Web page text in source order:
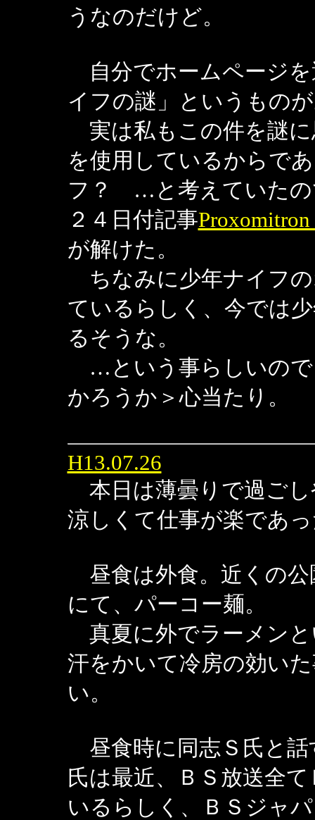
うなのだけど。
自分でホームページ
イフの謎」というもの
実は私もこの件を謎
を使用しているからで
フ？ …と考えていたの
２４日付記事
が解けた。
ちなみに少年ナイフ
ているらしく、今では
るそうな。
…という事らしいので
かろうか＞心当たり。
H13.07.26
本日は薄曇りで過ご
涼しくて仕事が楽であ
昼食は外食。近くの公
にて、パーコー麺。
真夏に外でラーメン
汗をかいて冷房の効い
い。
昼食時に同志Ｓ氏と話
氏は最近、ＢＳ放送全
いるらしく、ＢＳジャ